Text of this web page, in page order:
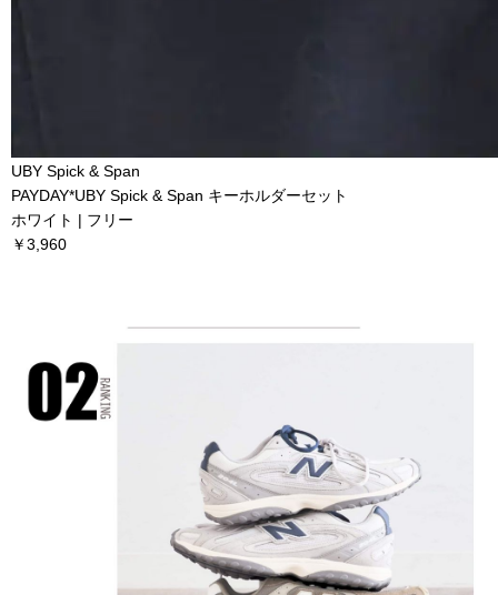
UBY Spick & Span
PAYDAY*UBY Spick & Span キーホルダーセット
ホワイト | フリー
￥3,960